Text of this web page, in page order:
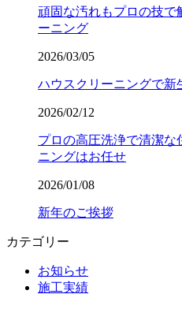
頑固な汚れもプロの技で
ーニング
2026/03/05
ハウスクリーニングで新
2026/02/12
プロの高圧洗浄で清潔な
ニングはお任せ
2026/01/08
新年のご挨拶
カテゴリー
お知らせ
施工実績